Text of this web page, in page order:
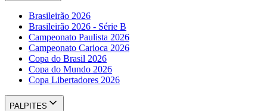
Brasileirão 2026
Brasileirão 2026 - Série B
Campeonato Paulista 2026
Campeonato Carioca 2026
Copa do Brasil 2026
Copa do Mundo 2026
Copa Libertadores 2026
PALPITES